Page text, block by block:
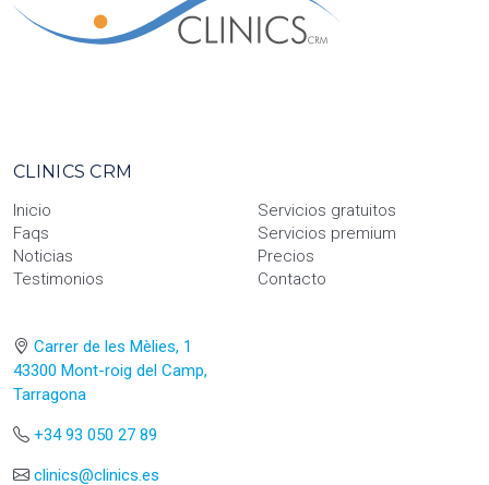
CLINICS CRM
Inicio
Faqs
Noticias
Testimonios
Servicios gratuitos
Servicios premium
Precios
Contacto
Carrer de les Mèlies, 1
43300 Mont-roig del Camp,
Tarragona
+34 93 050 27 89
clinics@clinics.es